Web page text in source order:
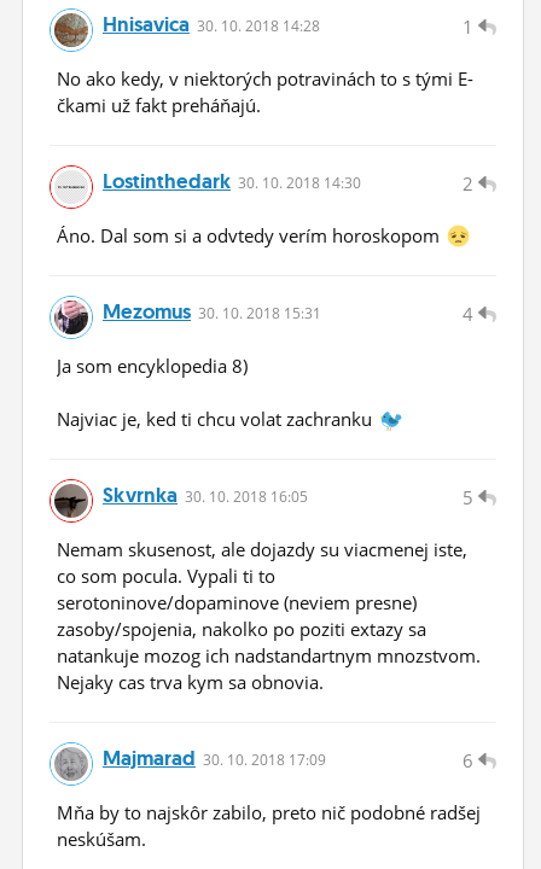
NASTAVENIA
ROLETA
1
Hnisavica 30. 10. 2018 14:28
No ako kedy, v niektorých potravinách to s tými E-
čkami už fakt preháňajú.
2
Lostinthedark 30. 10. 2018 14:30
Áno. Dal som si a odvtedy verím horoskopom
4
Mezomus 30. 10. 2018 15:31
Ja som encyklopedia 8)
Najviac je, ked ti chcu volat zachranku
5
Skvrnka 30. 10. 2018 16:05
Nemam skusenost, ale dojazdy su viacmenej iste,
co som pocula. Vypali ti to
serotoninove/dopaminove (neviem presne)
zasoby/spojenia, nakolko po poziti extazy sa
natankuje mozog ich nadstandartnym mnozstvom.
Nejaky cas trva kym sa obnovia.
6
Majmarad 30. 10. 2018 17:09
Mňa by to najskôr zabilo, preto nič podobné radšej
neskúšam.